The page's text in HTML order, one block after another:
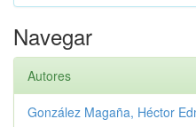
Navegar
Autores
González Magaña, Héctor